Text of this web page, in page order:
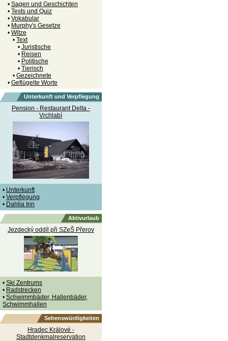
• Sagen und Geschichten
• Tests und Quiz
• Vokabular
• Murphy's Gesetze
• Witze
• Text
• Juristische
• Reisen
• Politische
• Tierisch
• Gezeichnete
• Geflügelte Worte
Unterkunft und Verpflegung
Pension - Restaurant Delta -
Vrchlabí
• Unterkunft
• Verpflegung
• Dahlia Inn
Aktivurlaub
Jezdecký oddíl při SZeŠ Přerov
• Ski Zentrums
• Radstrecken
• Schwimmbäder, Hallenbäder,
Schwimmhallen
Sehenswürdigkeiten
Hradec Králové -
Stadtdenkmalreservation